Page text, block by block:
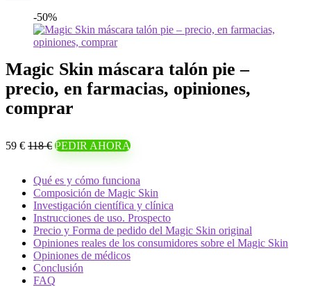
-50%
Magic Skin máscara talón pie –
precio, en farmacias, opiniones,
comprar
59 € 118 € PEDIR AHORA
Qué es y cómo funciona
Composición de Magic Skin
Investigación científica y clínica
Instrucciones de uso. Prospecto
Precio y Forma de pedido del Magic Skin original
Opiniones reales de los consumidores sobre el Magic Skin
Opiniones de médicos
Conclusión
FAQ